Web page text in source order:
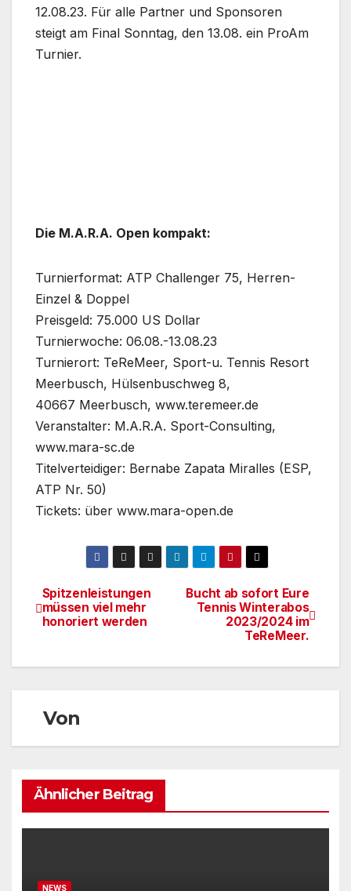
12.08.23. Für alle Partner und Sponsoren
steigt am Final Sonntag, den 13.08. ein ProAm
Turnier.
Die M.A.R.A. Open kompakt:
Turnierformat: ATP Challenger 75, Herren-
Einzel & Doppel
Preisgeld: 75.000 US Dollar
Turnierwoche: 06.08.-13.08.23
Turnierort: TeReMeer, Sport-u. Tennis Resort
Meerbusch, Hülsenbuschweg 8,
40667 Meerbusch, www.teremeer.de
Veranstalter: M.A.R.A. Sport-Consulting,
www.mara-sc.de
Titelverteidiger: Bernabe Zapata Miralles (ESP,
ATP Nr. 50)
Tickets: über www.mara-open.de
Beitragsnavigation
Bucht ab sofort Eure
Tennis Winterabos
2023/2024 im
TeReMeer.
Spitzenleistungen
müssen viel mehr
honoriert werden
Von
Ähnlicher Beitrag
NEWS